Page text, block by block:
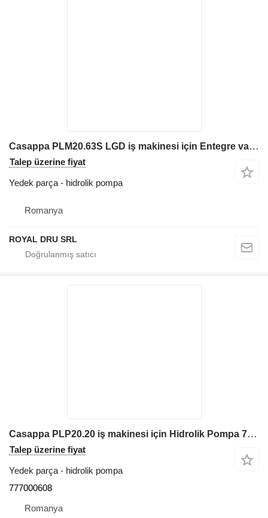
Casappa PLM20.63S LGD iş makinesi için Entegre valfli hidrolik pompa PLM20/63S-LGD
Talep üzerine fiyat
Yedek parça - hidrolik pompa
Romanya
ROYAL DRU SRL
Casappa PLP20.20 iş makinesi için Hidrolik Pompa 777000608
Talep üzerine fiyat
Yedek parça - hidrolik pompa
777000608
Romanya